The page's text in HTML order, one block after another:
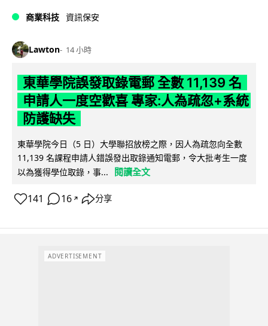
商業科技 資訊保安
Lawton 14 小時
東華學院誤發取錄電郵 全數 11,139 名
申請人一度空歡喜 專家:人為疏忽+系統
防護缺失
東華學院今日（5 日）大學聯招放榜之際，因人為疏忽向全數
11,139 名課程申請人錯誤發出取錄通知電郵，令大批考生一度
以為獲得學位取錄，事...
閱讀全文
141 16 ↗ 分享
ADVERTISEMENT